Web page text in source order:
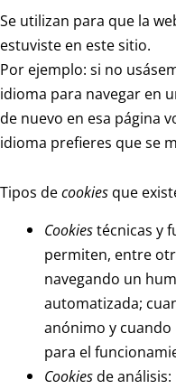
Se utilizan para que la
estuviste en este sitio.
Por ejemplo: si no
idioma para navegar en
de nuevo en esa página
idioma prefieres que se
Tipos decookies que
Cookiestécnicas y
permiten, entre
navegando un
automatizada;
anónimo y
para el
Cookiesde